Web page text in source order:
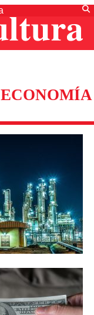
ECONOMÍA